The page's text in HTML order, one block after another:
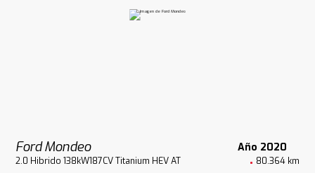
Ford Mondeo Año 2020
2.0 Hibrido 138kW187CV Titanium HEV AT 80.364 km